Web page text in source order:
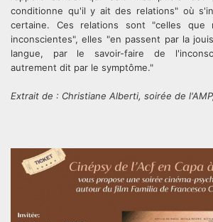
conditionne qu'il y ait des relations" où
certaine. Ces relations sont "celles que
inconscientes", elles "en passent par la
langue, par le savoir-faire de
autrement dit par le symptôme."
Extrait de : Christiane Alberti, soirée de